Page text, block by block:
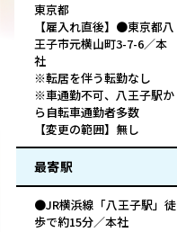
東京都
【雇入れ直後】●東京都八
王子市元横山町3-7-6／本
社
※転居を伴う転勤なし
※車通勤不可、八王子駅か
ら自転車通勤者多数
【変更の範囲】無し
最寄駅
●JR横浜線「八王子駅」徒
歩で約15分／本社